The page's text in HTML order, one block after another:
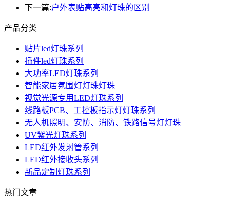
下一篇:户外表贴高亮和灯珠的区别
产品分类
贴片led灯珠系列
插件led灯珠系列
大功率LED灯珠系列
智能家居氛围灯灯珠灯珠
视觉光源专用LED灯珠系列
线路板PCB、工控板指示灯灯珠系列
无人机照明、安防、消防、铁路信号灯灯珠
UV紫光灯珠系列
LED红外发射管系列
LED红外接收头系列
新品定制灯珠系列
热门文章